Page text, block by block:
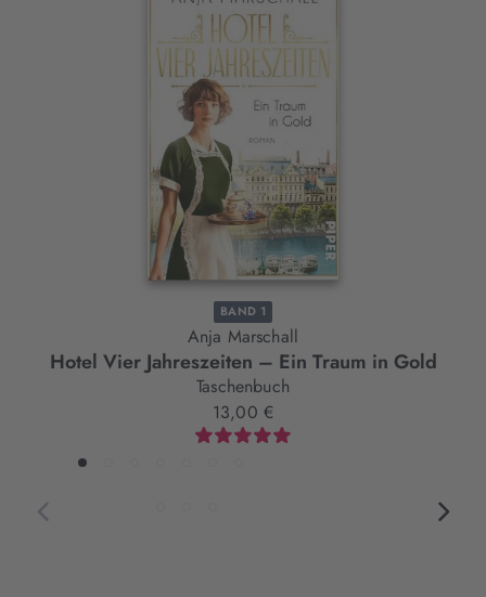
BAND 1
Anja Marschall
Hotel Vier Jahreszeiten – Ein Traum in Gold
Taschenbuch
13,00 €